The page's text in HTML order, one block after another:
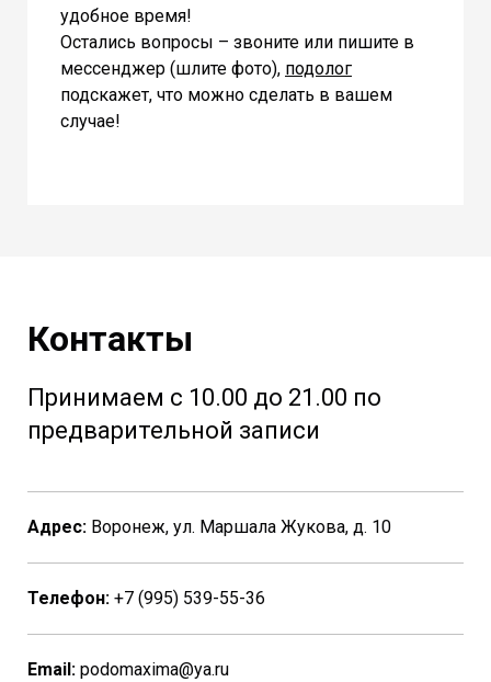
удобное время!
Остались вопросы – звоните или пишите в
мессенджер (шлите фото), подолог
подскажет, что можно сделать в вашем
случае!
Контакты
Принимаем с 10.00 до 21.00 по
предварительной записи
Адрес: Воронеж, ул. Маршала Жукова, д. 10
Телефон: +7 (995) 539-55-36
Email: podomaxima@ya.ru